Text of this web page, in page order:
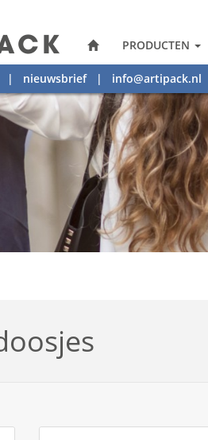
PRODUCTEN
| nieuwsbrief| info@artipack.nl